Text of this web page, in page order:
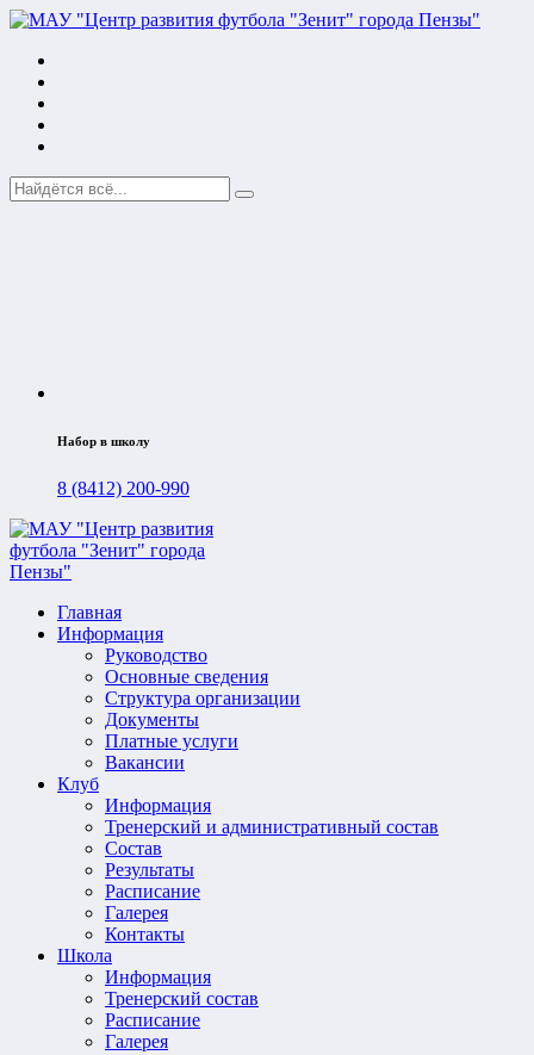
Набор в школу
8 (8412) 200-990
Главная
Информация
Руководство
Основные сведения
Структура организации
Документы
Платные услуги
Вакансии
Клуб
Информация
Тренерский и административный состав
Состав
Результаты
Расписание
Галерея
Контакты
Школа
Информация
Тренерский состав
Расписание
Галерея